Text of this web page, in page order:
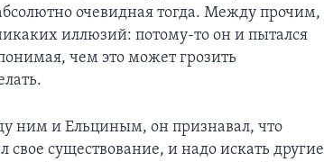
очевидная тогда. Между прочим,
иллюзий: потому-то он и пытался
чем это может грозить
ним и Ельциным, он признавал, что
существование, и надо искать другие